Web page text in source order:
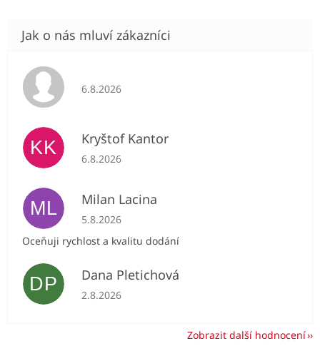
Hodnocení obchodu je 5 z 5 hvězdiček.
6.8.2026
KK Kryštof Kantor
Hodnocení obchodu je 5 z 5 hvězdiček.
6.8.2026
ML Milan Lacina
Hodnocení obchodu je 5 z 5 hvězdiček.
5.8.2026
Oceňuji rychlost a kvalitu dodání
DP Dana Pletichová
Hodnocení obchodu je 5 z 5 hvězdiček.
2.8.2026
Zobrazit další hodnocení